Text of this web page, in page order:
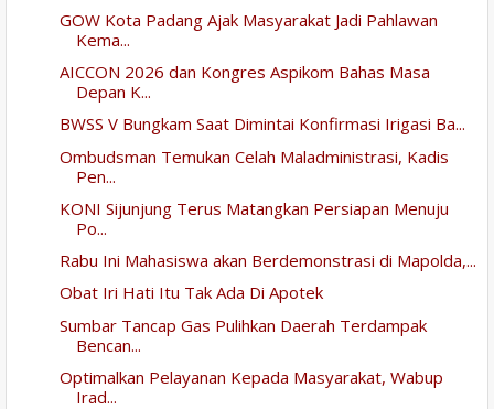
GOW Kota Padang Ajak Masyarakat Jadi Pahlawan
Kema...
AICCON 2026 dan Kongres Aspikom Bahas Masa
Depan K...
BWSS V Bungkam Saat Dimintai Konfirmasi Irigasi Ba...
Ombudsman Temukan Celah Maladministrasi, Kadis
Pen...
KONI Sijunjung Terus Matangkan Persiapan Menuju
Po...
Rabu Ini Mahasiswa akan Berdemonstrasi di Mapolda,...
Obat Iri Hati Itu Tak Ada Di Apotek
Sumbar Tancap Gas Pulihkan Daerah Terdampak
Bencan...
Optimalkan Pelayanan Kepada Masyarakat, Wabup
Irad...